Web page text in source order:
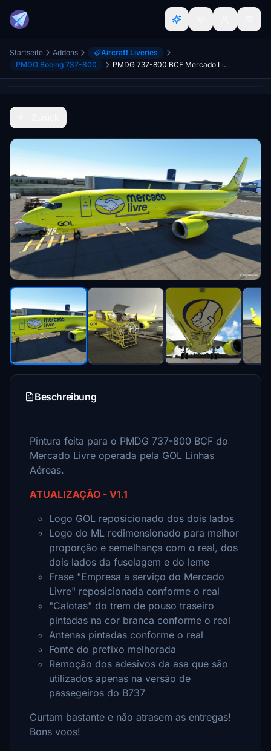
Startseite Addons
Aircraft Liveries
PMDG Boeing 737-800
PMDG 737-800 BCF Mercado Livre by GOL - PS-GFA
Beschreibung
Pintura feita para o PMDG 737-800 BCF do
Mercado Livre operada pela GOL Linhas
Aéreas.
ATUALIZAÇÃO - V1.1
Logo GOL reposicionado dos dois lados
Logo do ML redimensionado para melhor
proporção e semelhança com o real, dos
dois lados da fuselagem e do leme
Frase "Empresa a serviço do Mercado
Livre" reposicionada conforme o real
"Calotas" do trem de pouso traseiro
pintadas na cor branca conforme o real
Antenas pintadas conforme o real
Fonte do prefixo melhorada
Remoção dos adesivos da asa que são
utilizados apenas na versão de
passegeiros do B737
Curtam bastante e não atrasem as entregas!
Bons voos!